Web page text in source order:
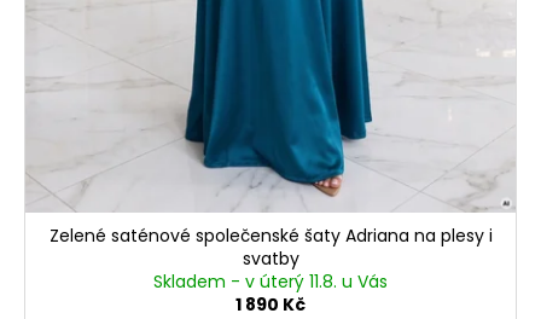
Zelené saténové společenské šaty Adriana na plesy i
svatby
Skladem - v úterý 11.8. u Vás
1 890 Kč